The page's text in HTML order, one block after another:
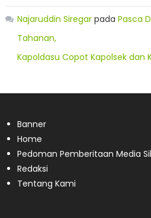
Najaruddin Siregarpada Pasca
Tahanan,
Kapoldasu Copot Kapolsek dan
Banner
Home
Pedoman Pemberitaan Media
Redaksi
Tentang Kami